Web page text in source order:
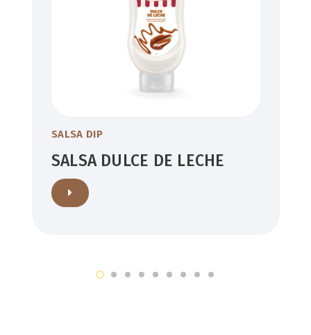
SALSA DIP
SALSA DULCE DE LECHE